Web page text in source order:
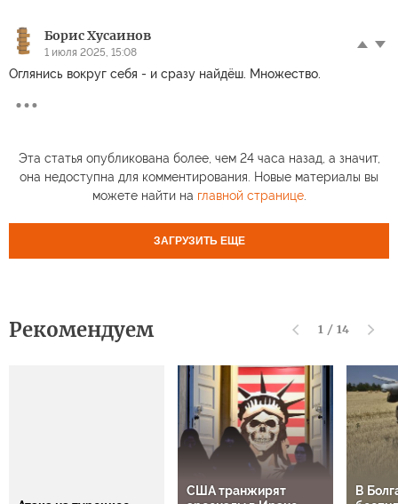
Борис Хусаинов
1 июля 2025, 15:08
Оглянись вокруг себя - и сразу найдёш. Множество.
Эта статья опубликована более, чем 24 часа назад, а значит,
она недоступна для комментирования. Новые материалы вы
можете найти на главной странице.
ЗАГРУЗИТЬ ЕЩЕ
Рекомендуем 1 / 14
США транжирят
В